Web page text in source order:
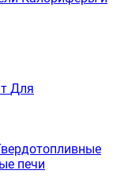
Для
печи